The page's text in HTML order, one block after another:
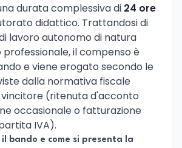
durata complessiva di 24 ore
didattico. Trattandosi di
lavoro autonomo di natura
il compenso è
e viene erogato secondo le
dalla normativa fiscale
(ritenuta d'acconto
occasionale o fatturazione
IVA).
bando e come si presenta la